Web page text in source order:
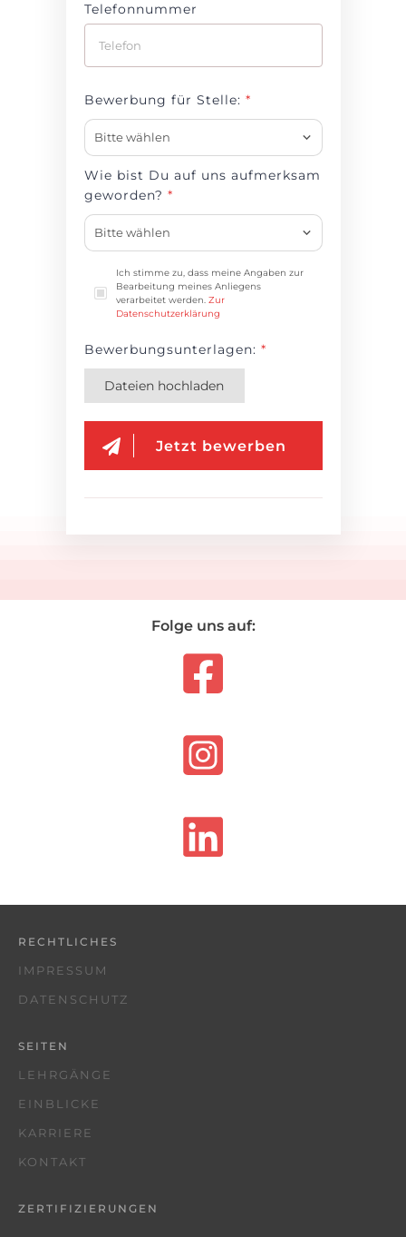
Telefonnummer
Bewerbung für Stelle: *
Bitte wählen
Wie bist Du auf uns aufmerksam
geworden? *
Bitte wählen
Ich stimme zu, dass meine Angaben zur
Bearbeitung meines Anliegens
verarbeitet werden. Zur
Datenschutzerklärung
Bewerbungsunterlagen: *
Dateien hochladen
Jetzt bewerben
Folge uns auf:
RECHTLICHES
IMPRESSUM
DATENSCHUTZ
SEITEN
LEHRGÄNGE
EINBLICKE
KARRIERE
KONTAKT
ZERTIFIZIERUNGEN